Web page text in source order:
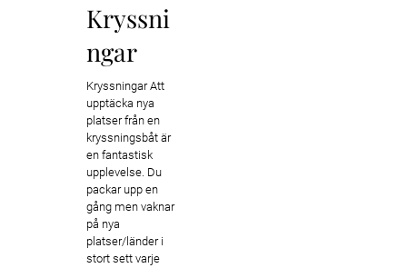
Kryssni
ngar
Kryssningar Att
upptäcka nya
platser från en
kryssningsbåt är
en fantastisk
upplevelse. Du
packar upp en
gång men vaknar
på nya
platser/länder i
stort sett varje